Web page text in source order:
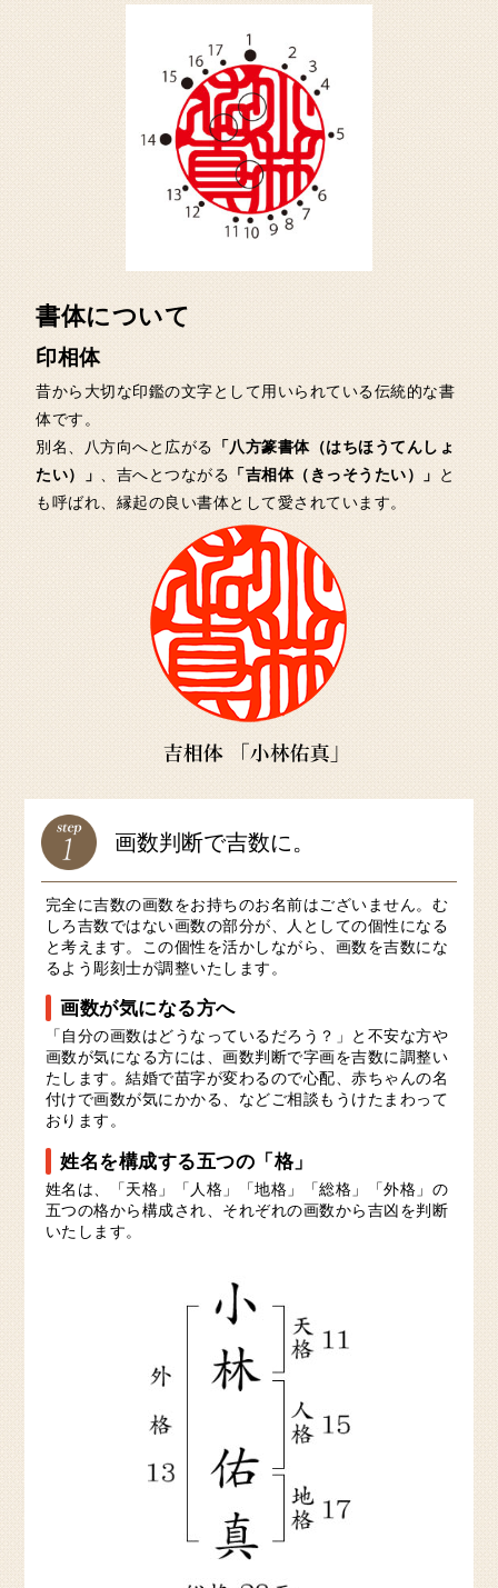
書体について
印相体
昔から大切な印鑑の文字として用いられている伝統的な書
体です。
別名、八方向へと広がる
「八方篆書体（はちほうてんしょ
たい）」
、吉へとつながる 「吉相体（きっそうたい）」
と
も呼ばれ、縁起の良い書体として愛されています。
画数判断で吉数に。
完全に吉数の画数をお持ちのお名前はございません。む
しろ吉数ではない画数の部分が、人としての個性になる
と考えます。この個性を活かしながら、画数を吉数にな
るよう彫刻士が調整いたします。
画数が気になる方へ
「自分の画数はどうなっているだろう？」と不安な方や
画数が気になる方には、画数判断で字画を吉数に調整い
たします。結婚で苗字が変わるので心配、赤ちゃんの名
付けで画数が気にかかる、などご相談もうけたまわって
おります。
姓名を構成する五つの「格」
姓名は、「天格」「人格」「地格」「総格」「外格」の
五つの格から構成され、それぞれの画数から吉凶を判断
いたします。